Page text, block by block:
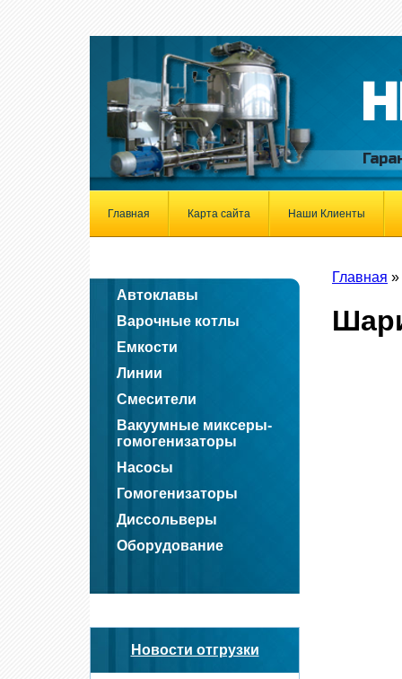
Главная Карта сайта Наши Клиенты
Автоклавы
Варочные котлы
Емкости
Линии
Смесители
Вакуумные миксеры-
гомогенизаторы
Насосы
Гомогенизаторы
Диссольверы
Оборудование
Новости отгрузки
Главная »